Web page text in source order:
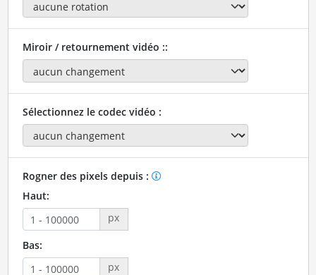
Miroir / retournement vidéo ::
Sélectionnez le codec vidéo :
Rogner des pixels depuis :
Haut:
px
Bas:
px